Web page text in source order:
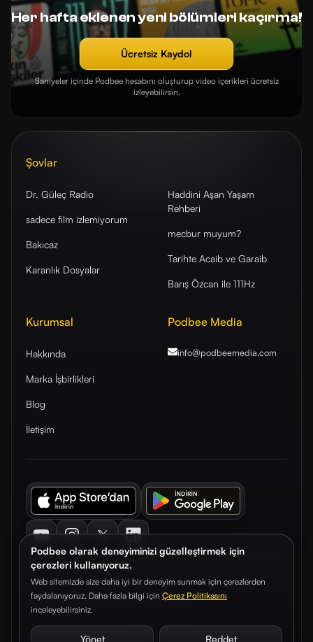
Podbee olarak deneyiminizi güzelleştirmek için
çerezleri kullanıyoruz.
Web sitemizde size daha iyi bir deneyim sunmak için çerezlerden
faydalanıyoruz. Daha fazla bilgi için Çerez Politikasını
inceleyebilirsiniz.
Yönet Reddet
Her hafta eklenen yeni bölümleri kaçırma!
Ücretsiz Kaydol
Saniyeler içinde Podbee hesabını oluşturup video içerikleri ücretsiz
izleyebilirsin.
Şovlar
Dr. Güleç Radio
sadece film izlemiyorum
Bakıcaz
Karanlık Dosyalar
Haddini Aşan Yaşam
Rehberi
mecbur muyum?
Tarihte Acaib ve Garaib
Barış Özcan ile 111Hz
Kurumsal
Hakkında
Marka İşbirlikleri
Blog
İletişim
Podbee Media
info@podbeemedia.com
© 2026. Podbee Media. Tüm hakları saklıdır.
Çerez TercihleriAydınlatma Metni Gizlilik Sözleşmesi